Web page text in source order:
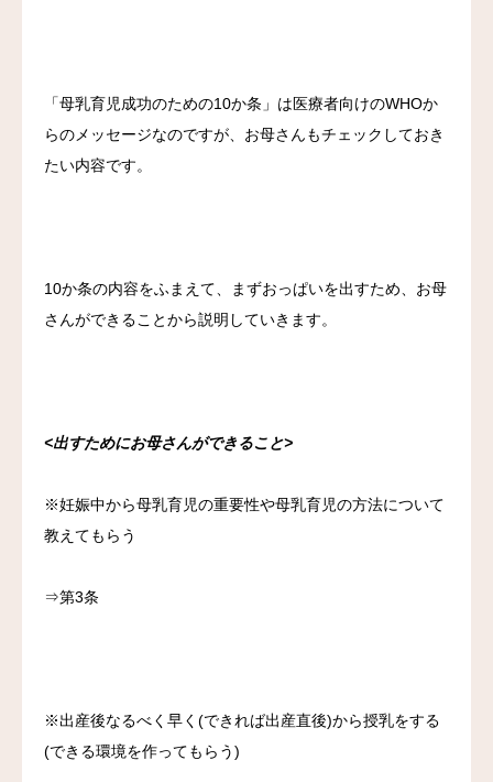
「母乳育児成功のための10か条」は医療者向けのWHOか
らのメッセージなのですが、お母さんもチェックしておき
たい内容です。
10か条の内容をふまえて、まずおっぱいを出すため、お母
さんができることから説明していきます。
<出すためにお母さんができること>
※妊娠中から母乳育児の重要性や母乳育児の方法について
教えてもらう
⇒第3条
※出産後なるべく早く(できれば出産直後)から授乳をする
(できる環境を作ってもらう)